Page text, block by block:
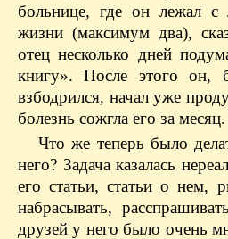
больнице, где он лежал
жизни (максимум два),
отец несколько дней
книгу». После этого он,
взбодрился, начал уже
болезнь сожгла его за месяц.
Что же теперь было
него? Задача казалась
его статьи, статьи о нем,
набрасывать,
друзей у него было очень